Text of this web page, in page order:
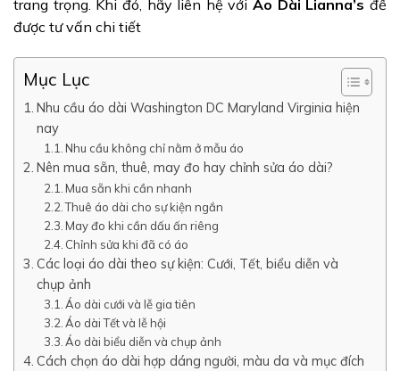
trang trọng. Khi đó, hãy liên hệ vớiÁo Dài Lianna’s để
được tư vấn chi tiết
Mục Lục
Nhu cầu áo dài Washington DC Maryland Virginia hiện
nay
Nhu cầu không chỉ nằm ở mẫu áo
Nên mua sẵn, thuê, may đo hay chỉnh sửa áo dài?
Mua sẵn khi cần nhanh
Thuê áo dài cho sự kiện ngắn
May đo khi cần dấu ấn riêng
Chỉnh sửa khi đã có áo
Các loại áo dài theo sự kiện: Cưới, Tết, biểu diễn và
chụp ảnh
Áo dài cưới và lễ gia tiên
Áo dài Tết và lễ hội
Áo dài biểu diễn và chụp ảnh
Cách chọn áo dài hợp dáng người, màu da và mục đích